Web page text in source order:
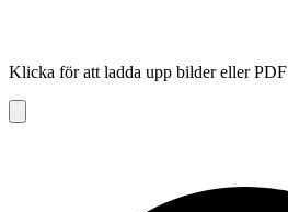
Klicka för att ladda upp bilder eller PDF